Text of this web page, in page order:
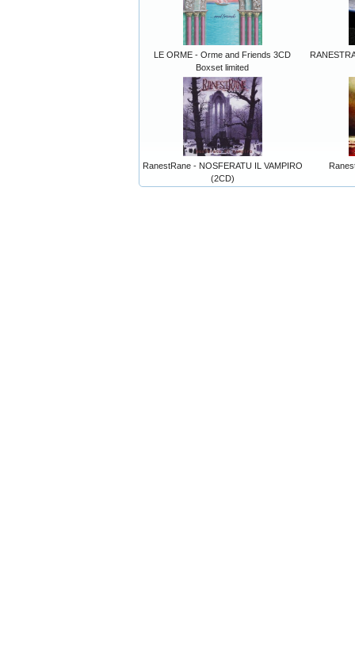
LE ORME - Orme and Friends 3CD
Boxset limited
RanestRane - NOSFERATU IL VAMPIRO
(2CD)